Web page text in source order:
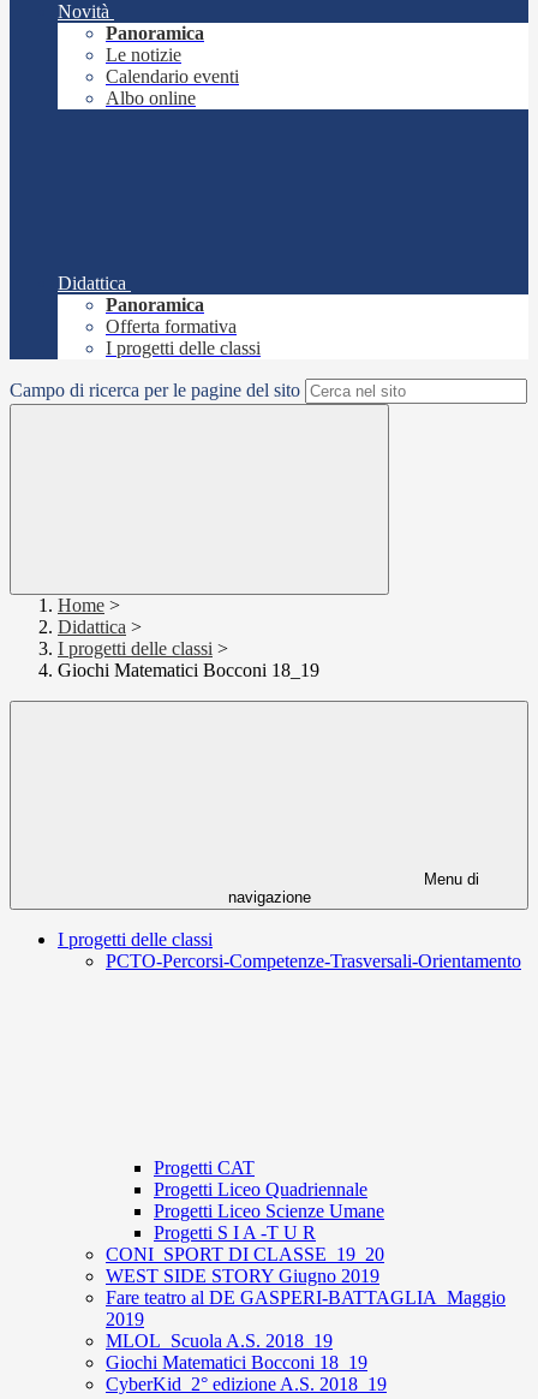
Novità
Panoramica
Le notizie
Calendario eventi
Albo online
Didattica
Panoramica
Offerta formativa
I progetti delle classi
Campo di ricerca per le pagine del sito
Home >
Didattica >
I progetti delle classi >
Giochi Matematici Bocconi 18_19
Menu di
navigazione
I progetti delle classi
PCTO-Percorsi-Competenze-Trasversali-Orientamento
Progetti CAT
Progetti Liceo Quadriennale
Progetti Liceo Scienze Umane
Progetti S I A -T U R
CONI_SPORT DI CLASSE_19_20
WEST SIDE STORY Giugno 2019
Fare teatro al DE GASPERI-BATTAGLIA_Maggio
2019
MLOL_Scuola A.S. 2018_19
Giochi Matematici Bocconi 18_19
CyberKid_2° edizione A.S. 2018_19